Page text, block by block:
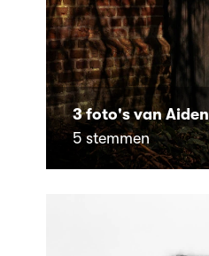
3 foto's van Aiden
5 stemmen